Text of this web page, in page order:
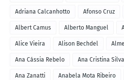
Adriana Calcanhotto Afonso Cruz
Albert Camus Alberto Manguel
Alice Vieira Alison Bechdel
Ana Cássia Rebelo Ana Cristina Silva
Ana Zanatti Anabela Mota Ribeiro